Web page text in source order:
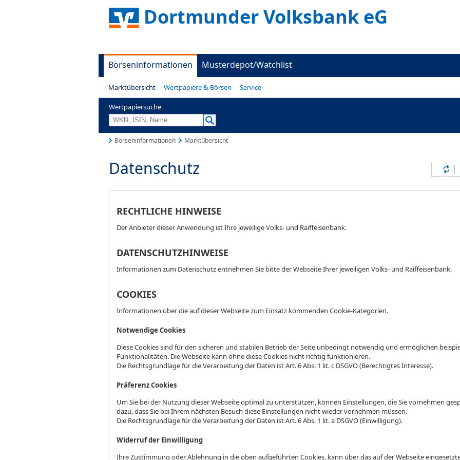
Dortmunder Volksbank eG
Börseninformationen Musterdepot/Watchlist
Marktübersicht Wertpapiere & Börsen Service
Wertpapiersuche
Börseninformationen Marktübersicht
Datenschutz
RECHTLICHE HINWEISE
Der Anbieter dieser Anwendung ist Ihre jeweilige Volks- und Raiffeisenbank.
DATENSCHUTZHINWEISE
Informationen zum Datenschutz entnehmen Sie bitte der Webseite Ihrer jeweiligen Volks- und Raiffeisenbank.
COOKIES
Informationen über die auf dieser Webseite zum Einsatz kommenden Cookie-Kategorien.
Notwendige Cookies
Diese Cookies sind für den sicheren und stabilen Betrieb der Seite unbedingt notwendig und ermöglichen
Funktionalitäten. Die Webseite kann ohne diese Cookies nicht richtig funktionieren.
Die Rechtsgrundlage für die Verarbeitung der Daten ist Art. 6 Abs. 1 lit. c DSGVO (Berechtigtes Interesse).
Präferenz Cookies
Um Sie bei der Nutzung dieser Webseite optimal zu unterstützen, können Einstellungen, die Sie vornehmen
dazu, dass Sie bei Ihrem nächsten Besuch diese Einstellungen nicht wieder vornehmen müssen.
Die Rechtsgrundlage für die Verarbeitung der Daten ist Art. 6 Abs. 1 lit. a DSGVO (Einwilligung).
Widerruf der Einwilligung
Ihre Zustimmung oder Ablehnung in die oben aufgeführten Cookies, kann über das auf der Webseite